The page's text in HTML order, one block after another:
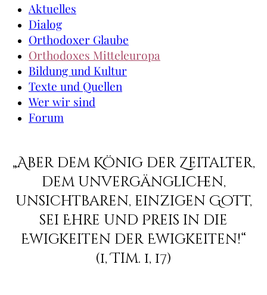
Aktuelles
Dialog
Orthodoxer Glaube
Orthodoxes Mitteleuropa
Bildung und Kultur
Texte und Quellen
Wer wir sind
Forum
„Aber dem König der Zeitalter,
dem unvergänglichen,
unsichtbaren, einzigen Gott,
sei Ehre und Preis in die
Ewigkeiten der Ewigkeiten!“
(1, Tim. 1, 17)